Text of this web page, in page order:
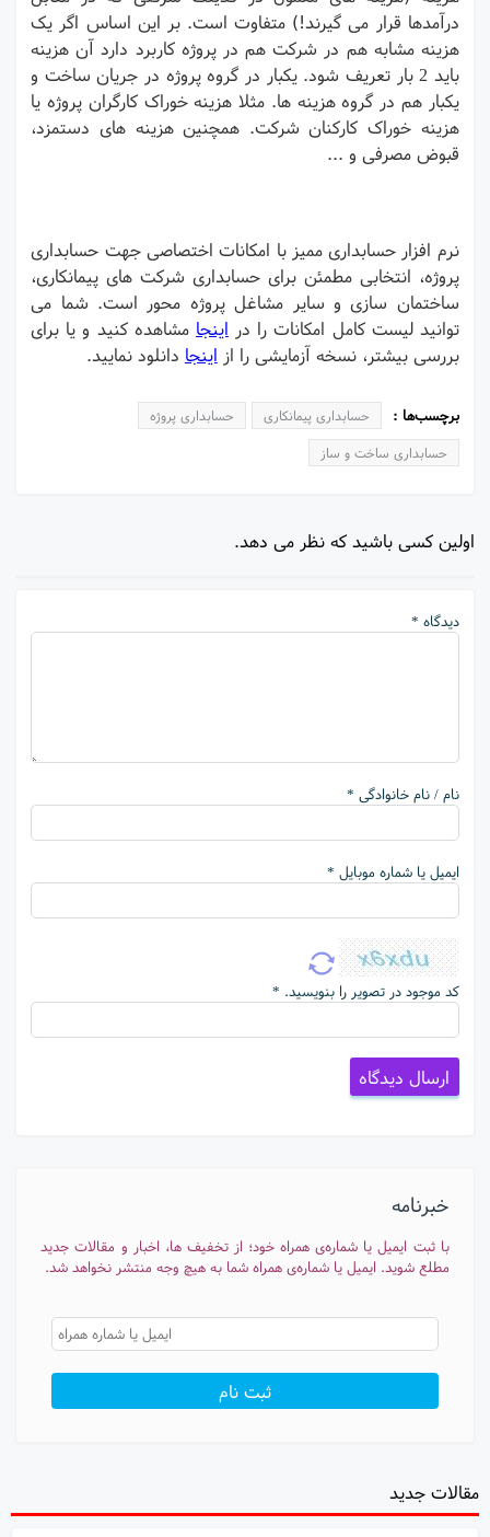
درآمدها قرار می گیرند!) متفاوت است. بر این اساس اگر یک
هزینه مشابه هم در شرکت هم در پروژه کاربرد دارد آن هزینه
باید 2 بار تعریف شود. یکبار در گروه پروژه در جریان ساخت و
یکبار هم در گروه هزینه ها. مثلا هزینه خوراک کارگران پروژه یا
هزینه خوراک کارکنان شرکت. همچنین هزینه های دستمزد،
قبوض مصرفی و ...
نرم افزار حسابداری ممیز با امکانات اختصاصی جهت حسابداری
پروژه، انتخابی مطمئن برای حسابداری شرکت های پیمانکاری،
ساختمان سازی و سایر مشاغل پروژه محور است. شما می
توانید لیست کامل امکانات را در اینجا مشاهده کنید و یا برای
بررسی بیشتر، نسخه آزمایشی را از اینجا دانلود نمایید.
برچسب‌ها : حسابداری پیمانکاری
حسابداری پروژه
حسابداری ساخت و ساز
اولین کسی باشید که نظر می دهد.
دیدگاه *
نام / نام خانوادگی *
ایمیل یا شماره موبایل *
کد موجود در تصویر را بنویسید. *
خبرنامه
با ثبت ایمیل یا شماره‌ی همراه خود؛ از تخفیف ها، اخبار و مقالات جدید
مطلع شوید. ایمیل یا شماره‌ی همراه شما به هیچ وجه منتشر نخواهد شد.
مقالات جدید